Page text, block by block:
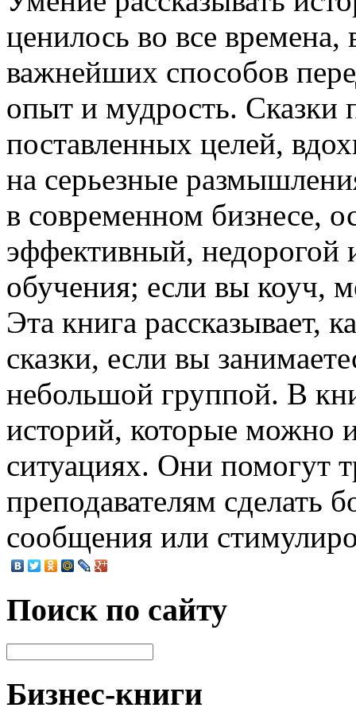
ценилось во все
важнейших способов
опыт и мудрость. Сказки
поставленных целей,
на серьезные
в современном бизнесе,
эффективный, недорогой
обучения; если вы коуч,
Эта книга рассказывает,
сказки, если вы
небольшой группой. В
историй, которые можно
ситуациях. Они помогут
преподавателям сделать
сообщения или
Поиск по сайту
Бизнес-книги